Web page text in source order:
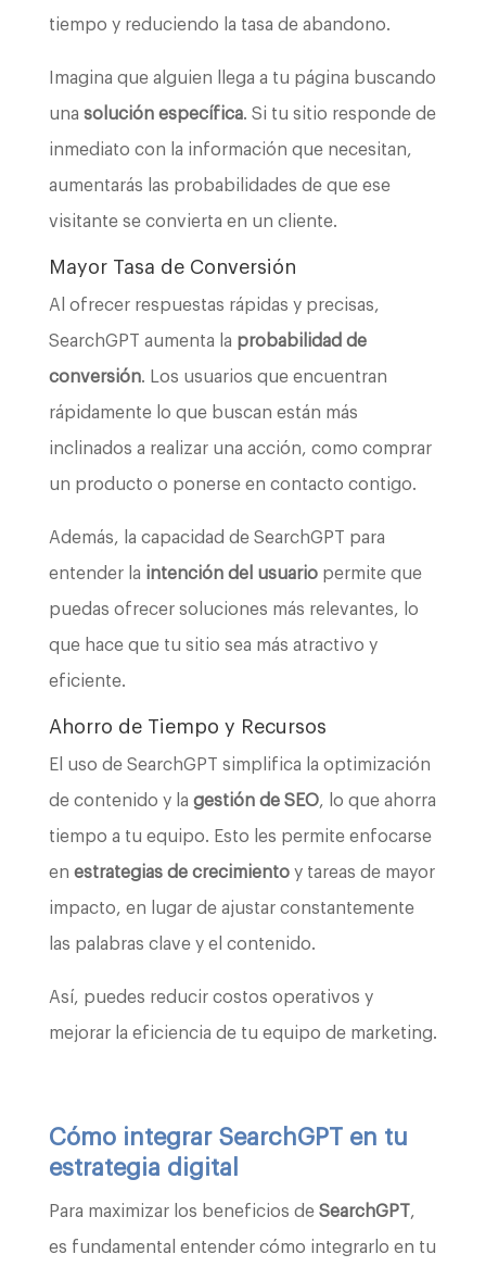
tiempo y reduciendo la tasa de abandono.
Imagina que alguien llega a tu página buscando
una solución específica. Si tu sitio responde de
inmediato con la información que necesitan,
aumentarás las probabilidades de que ese
visitante se convierta en un cliente.
Mayor Tasa de Conversión
Al ofrecer respuestas rápidas y precisas,
SearchGPT aumenta la probabilidad de
conversión. Los usuarios que encuentran
rápidamente lo que buscan están más
inclinados a realizar una acción, como comprar
un producto o ponerse en contacto contigo.
Además, la capacidad de SearchGPT para
entender la intención del usuariopermite que
puedas ofrecer soluciones más relevantes, lo
que hace que tu sitio sea más atractivo y
eficiente.
Ahorro de Tiempo y Recursos
El uso de SearchGPT simplifica la optimización
de contenido y la gestión de SEO, lo que ahorra
tiempo a tu equipo. Esto les permite enfocarse
en estrategias de crecimientoy tareas de mayor
impacto, en lugar de ajustar constantemente
las palabras clave y el contenido.
Así, puedes reducir costos operativos y
mejorar la eficiencia de tu equipo de marketing.
Cómo integrar SearchGPT en tu
estrategia digital
Para maximizar los beneficios de SearchGPT,
es fundamental entender cómo integrarlo en tu